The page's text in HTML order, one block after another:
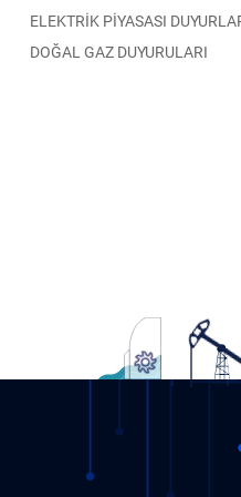
ELEKTRİK PİYASASI
DOĞAL GAZ DUYURULARI